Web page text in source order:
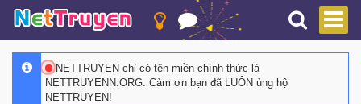
NETTRUYEN chỉ có tên miền chính thức là
NETTRUYENN.ORG. Cảm ơn bạn đã LUÔN ủng hộ
NETTRUYEN!